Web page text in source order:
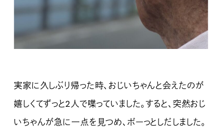
実家に久しぶり帰った時、おじいちゃんと会えたのが
嬉しくてずっと2人で喋っていました。すると、突然おじ
いちゃんが急に一点を見つめ、ボーっとしだしました。